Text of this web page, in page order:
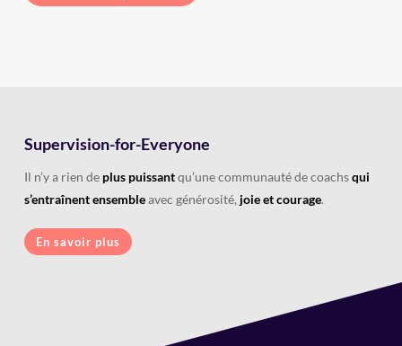
Supervision-for-Everyone
Il n’y a rien de plus puissantqu’une communauté de coachsqui
s’entraînent ensembleavec générosité, joie et courage.
En savoir plus